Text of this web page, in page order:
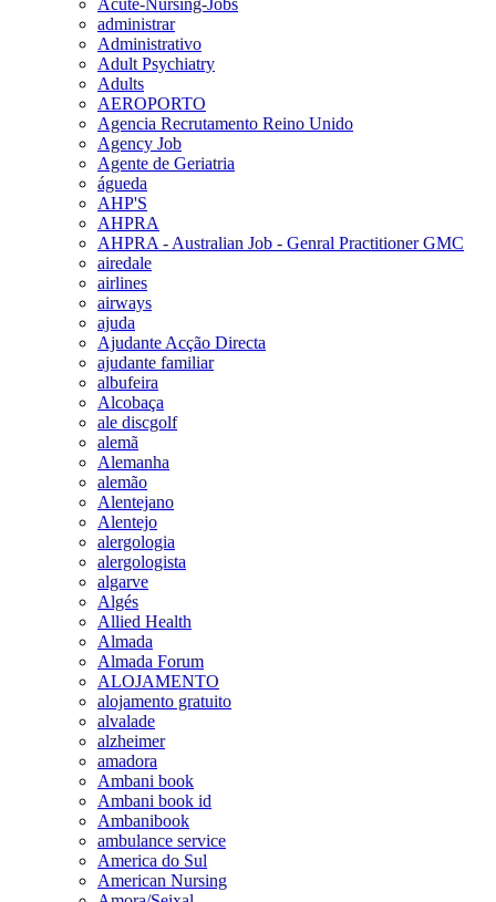
administrar
Administrativo
Adult Psychiatry
Adults
AEROPORTO
Agencia Recrutamento Reino Unido
Agency Job
Agente de Geriatria
águeda
AHP'S
AHPRA
AHPRA - Australian Job - Genral Practitioner GMC
airedale
airlines
airways
ajuda
Ajudante Acção Directa
ajudante familiar
albufeira
Alcobaça
ale discgolf
alemã
Alemanha
alemão
Alentejano
Alentejo
alergologia
alergologista
algarve
Algés
Allied Health
Almada
Almada Forum
ALOJAMENTO
alojamento gratuito
alvalade
alzheimer
amadora
Ambani book
Ambani book id
Ambanibook
ambulance service
America do Sul
American Nursing